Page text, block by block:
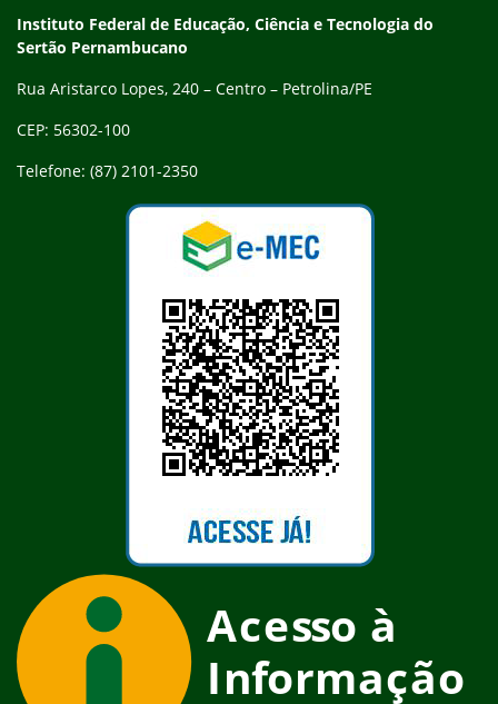
Endereço
Instituto Federal de Educação, Ciência e Tecnologia do
Sertão Pernambucano
Rua Aristarco Lopes, 240 – Centro – Petrolina/PE
CEP: 56302-100
Telefone: (87) 2101-2350